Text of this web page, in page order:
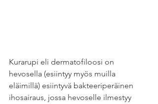
Kurarupi eli dermatofiloosi on
hevosella (esiintyy myös muilla
eläimillä) esiintyvä bakteeriperäinen
ihosairaus, jossa hevoselle ilmestyy